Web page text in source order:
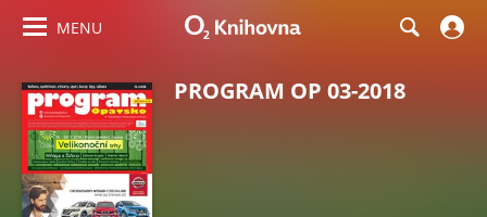
MENU
PROGRAM OP 03-2018